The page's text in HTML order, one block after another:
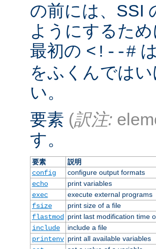
の前には、SSI
ようにするた
最初の <!--#
をふくんでは
い。
要素 (訳注:
す。
要素
説明
config
configure output formats
echo
print variables
exec
execute external programs
fsize
print size of a file
flastmod
print last modification time
include
include a file
printenv print all available variables